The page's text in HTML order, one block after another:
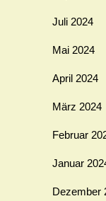
Juli 2024
Mai 2024
April 2024
März 2024
Februar
Januar
Dezember